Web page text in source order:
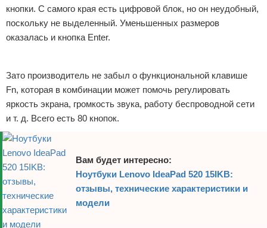
кнопки. С самого края есть цифровой блок, но он неудобный,
поскольку не выделенный. Уменьшенных размеров
оказалась и кнопка Enter.
Зато производитель не забыл о функциональной клавише
Fn, которая в комбинации может помочь регулировать
яркость экрана, громкость звука, работу беспроводной сети
и т. д. Всего есть 80 кнопок.
Вам будет интересно:
Ноутбуки Lenovo IdeaPad 520 15IKB:
отзывы, технические характеристики и
модели